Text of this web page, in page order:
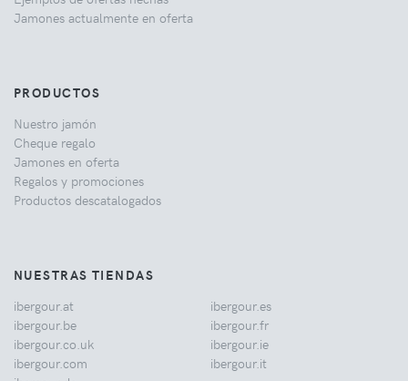
Jamones actualmente en oferta
PRODUCTOS
Nuestro jamón
Cheque regalo
Jamones en oferta
Regalos y promociones
Productos descatalogados
NUESTRAS TIENDAS
ibergour.at
ibergour.be
ibergour.co.uk
ibergour.com
ibergour.es
ibergour.fr
ibergour.ie
ibergour.it